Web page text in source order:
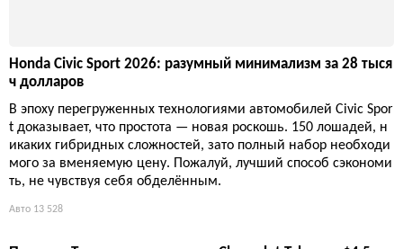
Honda Civic Sport 2026: разумный минимализм за 28 тыся
ч долларов
В эпоху перегруженных технологиями автомобилей Civic Spor
t доказывает, что простота — новая роскошь. 150 лошадей, н
икаких гибридных сложностей, зато полный набор необходи
мого за вменяемую цену. Пожалуй, лучший способ сэкономи
ть, не чувствуя себя обделённым.
Авто 13 528